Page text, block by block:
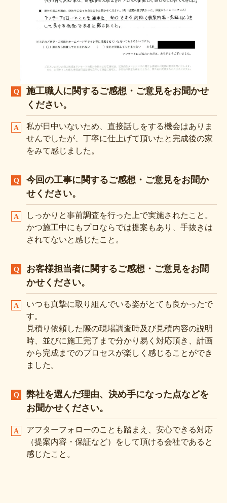
施工職人に関するご感想・ご意見をお聞かせ
ください。
私が日中いないため、直接話しをする機会はありま
せんでしたが、丁寧に仕上げて頂いたと完成後の家
をみて感じました。
今回の工事に関するご感想・ご意見をお聞か
せください。
しっかりと事前調査を行った上で実施されたこと。
かつ施工中にもプロならでは提案もあり、手抜きは
されてないと感じたこと。
お客様担当者に関するご感想・ご意見をお聞
かせください。
いつも真摯に取り組んでいる姿がとても良かったで
す。
見積り依頼した際の現場調査時及び見積内容の説明
時、並びに施工完了まで分かり易く対応頂き、計画
から完成までのプロセスが楽しく感じることができ
ました。
弊社を選んだ理由、決め手になった点などを
お聞かせください。
アフターフォローのことも踏まえ、安心できる対応
（提案内容・保証など）をして頂ける会社であると
感じたこと。